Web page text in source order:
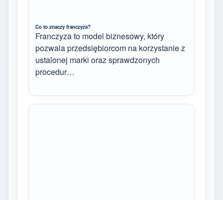
Co to znaczy franczyza?
Franczyza to model biznesowy, który
pozwala przedsiębiorcom na korzystanie z
ustalonej marki oraz sprawdzonych
procedur…